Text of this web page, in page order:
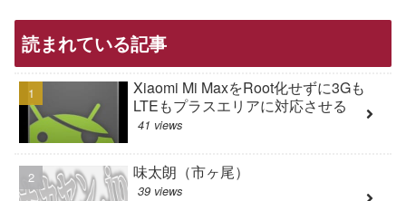
読まれている記事
Xiaomi Mi MaxをRoot化せずに3Gも
LTEもプラスエリアに対応させる
41 views
味太朗（市ヶ尾）
39 views